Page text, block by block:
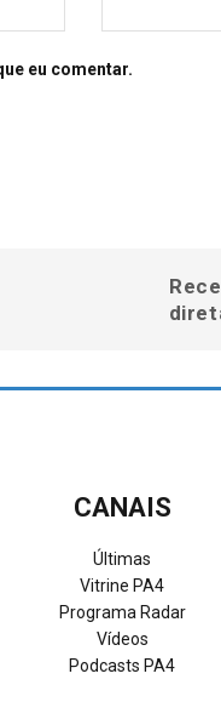
eu comentar.
CANAIS
Últimas
Vitrine PA4
Programa Radar
Vídeos
Podcasts PA4